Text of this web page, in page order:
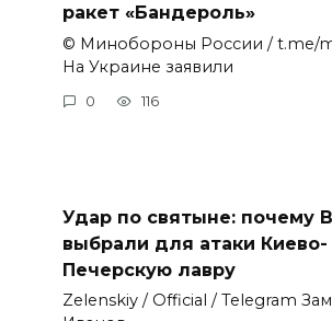
ракет «Бандероль»
© Минобороны России / t.me/
На Украине заявили
0 116
Удар по святыне: почему
выбрали для атаки Киево-
Печерскую лавру
Zеlеnskiу / Оfficiаl / Telegram